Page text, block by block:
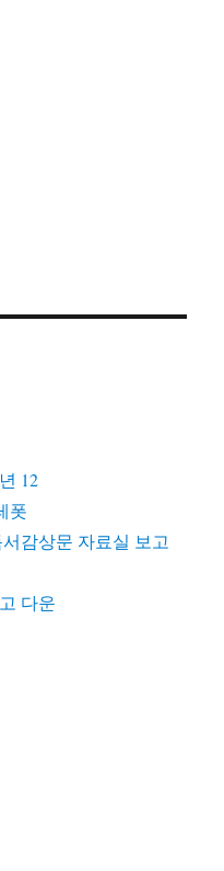
12
폿
감상문 자료실 보고
다운